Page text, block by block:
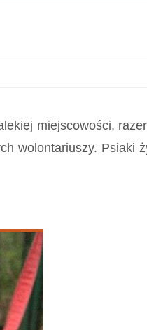
miejscowości,
wolontariuszy. Psiaki